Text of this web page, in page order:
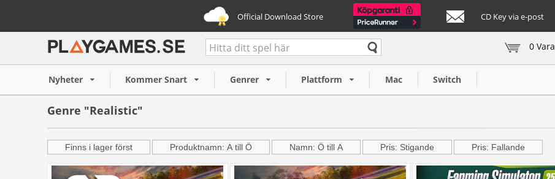
Official Download Store CD Key via e-post
0 Vara
Nyheter Kommer Snart Genrer Plattform Mac Switch
Genre "Realistic"
Finns i lager först Produktnamn: A till Ö Namn: Ö till A Pris: Stigande Pris: Fallande